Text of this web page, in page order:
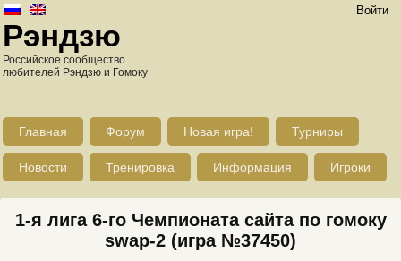
Войти
Рэндзю
Российское сообщество
любителей Рэндзю и Гомоку
Главная Форум Новая игра! Турниры
Новости Тренировка Информация Игроки
1-я лига 6-го Чемпионата сайта по гомоку
swap-2 (игра №37450)